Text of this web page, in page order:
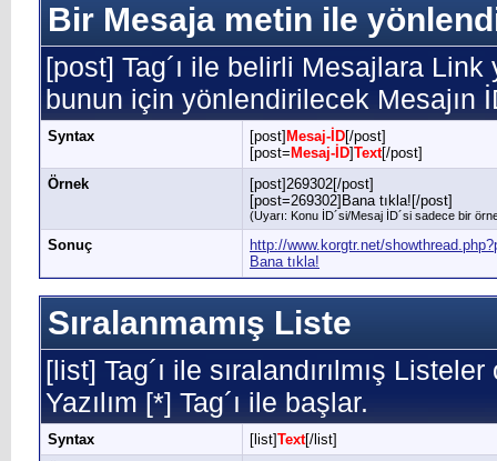
Bir Mesaja metin ile
[post] Tag´ı ile belirli Mesajlara
bunun için yönlendirilecek Mesajın
Syntax [post] Mesaj-İD[/post]
[post= Mesaj-İD]Text[/post]
Örnek
[post]269302[/post]
[post=269302]Bana tıkla![/post]
(Uyarı: Konu İD´si/Mesaj İD´si sadece bir
Sonuç
http://www.korgtr.net/
Bana tıkla!
Sıralanmamış Liste
[list] Tag´ı ile sıralandırılmış
Yazılım [*] Tag´ı ile başlar.
Syntax [list]Text[/list]